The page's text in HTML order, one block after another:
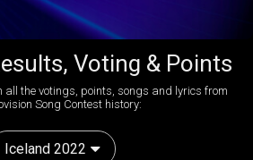
Voting & Points
the votings, points, songs and lyrics from
Song Contest history:
Iceland 2022